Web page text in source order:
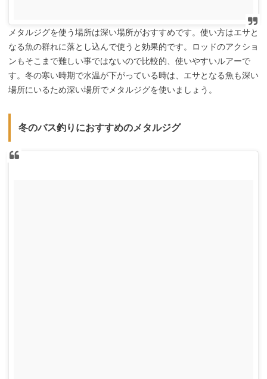
メタルジグを使う場所は深い場所がおすすめです。使い方はエサと
なる魚の群れに落とし込んで使うと効果的です。ロッドのアクショ
ンもそこまで難しい事ではないので比較的、使いやすいルアーで
す。冬の寒い時期で水温が下がっている時は、エサとなる魚も深い
場所にいるため深い場所でメタルジグを使いましょう。
冬のバス釣りにおすすめのメタルジグ